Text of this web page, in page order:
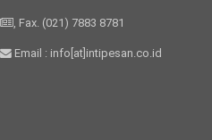
, Fax. (021) 7883 8781
Email : info[at]intipesan.co.id